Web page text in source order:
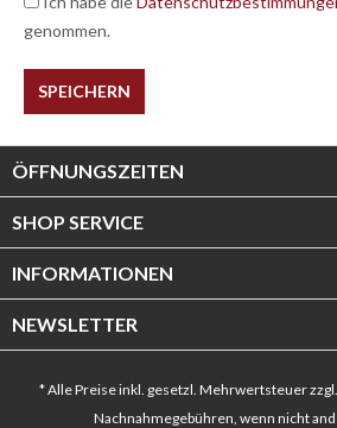
genommen.
SPEICHERN
ÖFFNUNGSZEITEN
SHOP SERVICE
INFORMATIONEN
NEWSLETTER
* Alle Preise inkl. gesetzl. Mehrwertsteuer zzgl.
Nachnahmegebühren, wenn nicht